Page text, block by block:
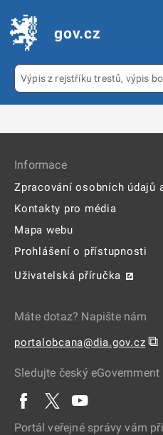
gov.cz
Informace
Zpracování osobních údajů
Kontakty pro média
Mapa webu
Prohlášení o přístupnosti
Uživatelská příručka
Máte dotaz? Napište nám
portalobcana@dia.gov.cz ⧉
Sledujte český eGovernment
Portál veřejné správy vám